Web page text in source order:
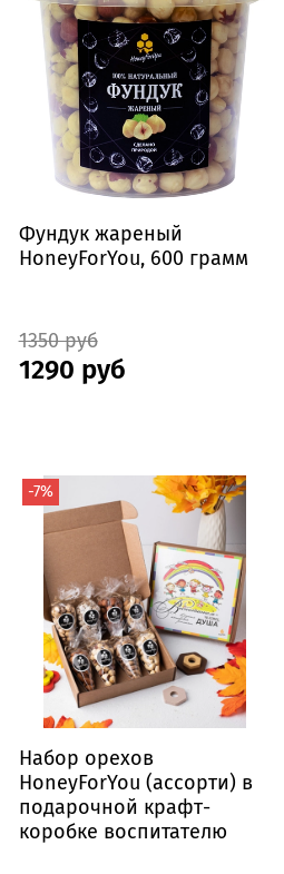
Фундук жареный
HoneyForYou, 600 грамм
1350 руб
1290 руб
-7%
Набор орехов
HoneyForYou (ассорти) в
подарочной крафт-
коробке воспитателю